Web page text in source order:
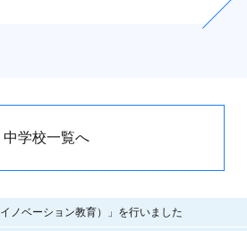
中学校一覧へ
イノベーション教育）」を行いました